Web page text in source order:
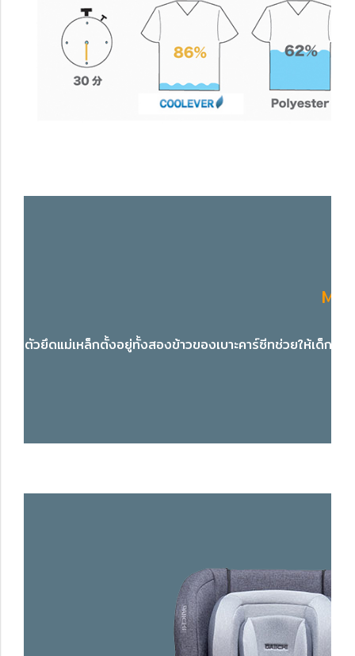
ตัวยึดแม่เหล็กตั้งอยู่ทั้งสองข้าวของเบาะคาร์ซีทช่วยให้เด็กเ